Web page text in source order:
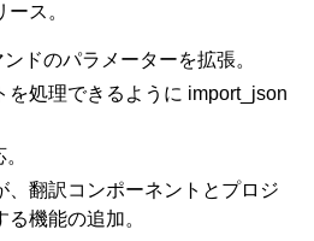
ス。
ドのパラメーターを拡張。
を処理できるように import_json
、翻訳コンポーネントとプロジ
機能の追加。